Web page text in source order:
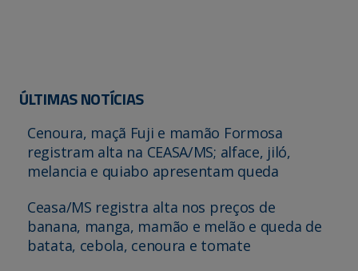
ÚLTIMAS NOTÍCIAS
Cenoura, maçã Fuji e mamão Formosa
registram alta na CEASA/MS; alface, jiló,
melancia e quiabo apresentam queda
Ceasa/MS registra alta nos preços de
banana, manga, mamão e melão e queda de
batata, cebola, cenoura e tomate